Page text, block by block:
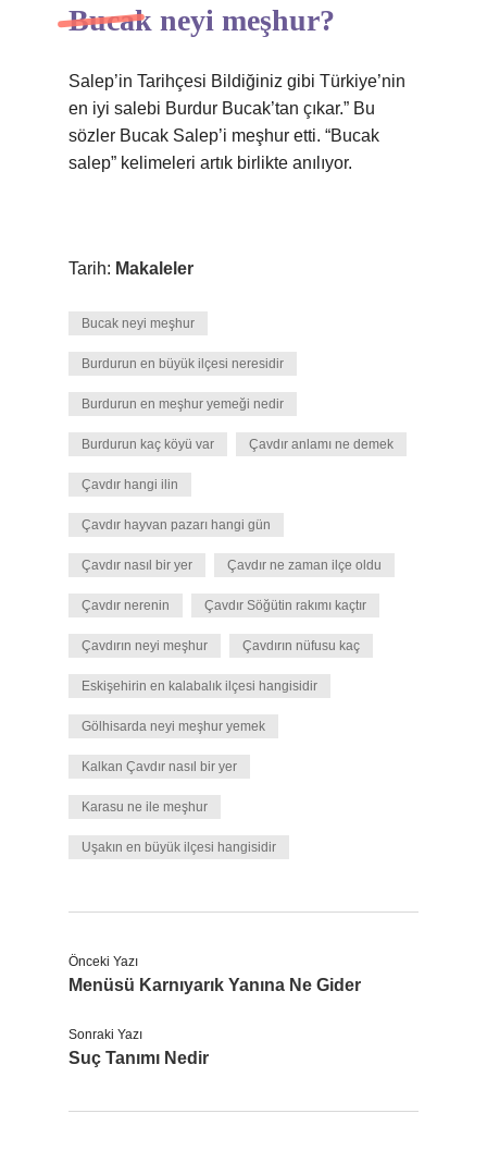
Bucak neyi meşhur?
Salep’in Tarihçesi Bildiğiniz gibi Türkiye’nin
en iyi salebi Burdur Bucak’tan çıkar.” Bu
sözler Bucak Salep’i meşhur etti. “Bucak
salep” kelimeleri artık birlikte anılıyor.
Tarih: Makaleler
Bucak neyi meşhur
Burdurun en büyük ilçesi neresidir
Burdurun en meşhur yemeği nedir
Burdurun kaç köyü var Çavdır anlamı ne demek
Çavdır hangi ilin
Çavdır hayvan pazarı hangi gün
Çavdır nasıl bir yer Çavdır ne zaman ilçe oldu
Çavdır nerenin Çavdır Söğütin rakımı kaçtır
Çavdırın neyi meşhur Çavdırın nüfusu kaç
Eskişehirin en kalabalık ilçesi hangisidir
Gölhisarda neyi meşhur yemek
Kalkan Çavdır nasıl bir yer
Karasu ne ile meşhur
Uşakın en büyük ilçesi hangisidir
Önceki Yazı
Menüsü Karnıyarık Yanına Ne Gider
Sonraki Yazı
Suç Tanımı Nedir